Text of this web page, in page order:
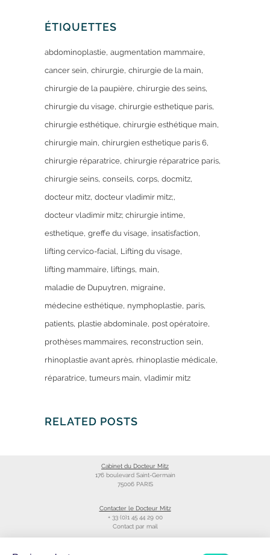
ÉTIQUETTES
abdominoplastie augmentation mammaire
cancer sein chirurgie chirurgie de la main
chirurgie de la paupière chirurgie des seins
chirurgie du visage chirurgie esthetique paris
chirurgie esthétique chirurgie esthétique main
chirurgie main chirurgien esthetique paris 6
chirurgie réparatrice chirurgie réparatrice paris
chirurgie seins conseils corps docmitz
docteur mitz docteur vladimir mitz;
docteur vladimir mitz; chirurgie intime
esthetique greffe du visage insatisfaction
lifting cervico-facial Lifting du visage
lifting mammaire liftings main
maladie de Dupuytren migraine
médecine esthétique nymphoplastie paris
patients plastie abdominale post opératoire
prothèses mammaires reconstruction sein
rhinoplastie avant après rhinoplastie médicale
réparatrice tumeurs main vladimir mitz
RELATED POSTS
Cabinet du Docteur Mitz
176 boulevard Saint-Germain
75006 PARIS
Contacter le Docteur Mitz
+ 33 (0)1 45 44 29 00
Contact par mail